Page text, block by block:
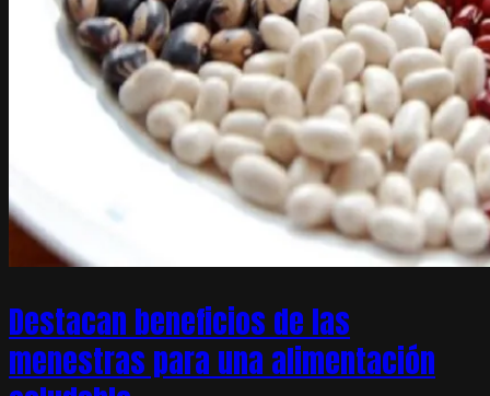
Destacan beneficios de las
menestras para una alimentación